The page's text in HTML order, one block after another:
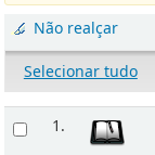
Não realçar
Selecionar tudo
1.